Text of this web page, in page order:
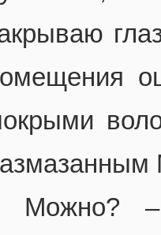
Можно? –